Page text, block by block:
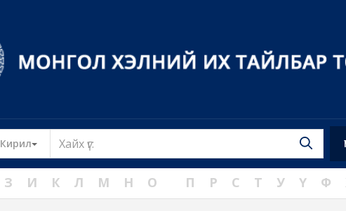
Кирил Toggle Dropdown
З И К Л М Н О П Р С Т У Ү Ф